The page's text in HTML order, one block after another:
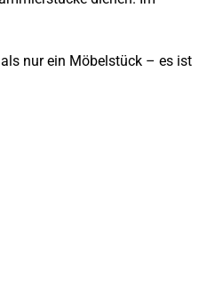
nur ein Möbelstück – es ist